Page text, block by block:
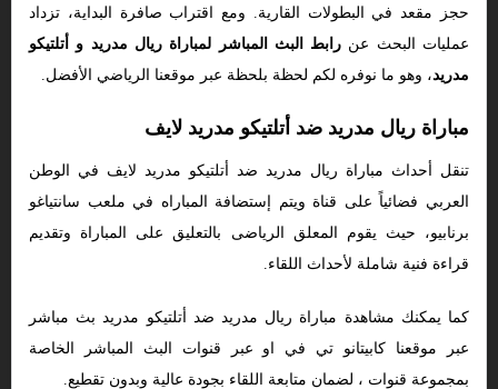
حجز مقعد في البطولات القارية. ومع اقتراب صافرة البداية، تزداد
عمليات البحث عن رابط البث المباشر لمباراة ريال مدريد و أتلتيكو
مدريد، وهو ما نوفره لكم لحظة بلحظة عبر موقعنا الرياضي الأفضل.
مباراة ريال مدريد ضد أتلتيكو مدريد لايف
تنقل أحداث مباراة ريال مدريد ضد أتلتيكو مدريد لايف في الوطن
العربي فضائياً على قناة ويتم إستضافة المباراه في ملعب سانتياغو
برنابيو، حيث يقوم المعلق الرياضى بالتعليق على المباراة وتقديم
قراءة فنية شاملة لأحداث اللقاء.
كما يمكنك مشاهدة مباراة ريال مدريد ضد أتلتيكو مدريد بث مباشر
عبر موقعنا كابيتانو تي في او عبر قنوات البث المباشر الخاصة
بمجموعة قنوات ، لضمان متابعة اللقاء بجودة عالية وبدون تقطيع.